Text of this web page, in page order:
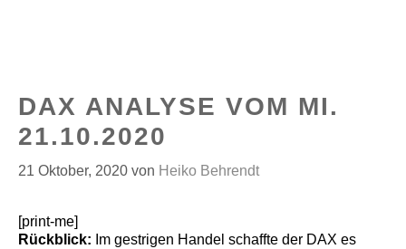
DAX ANALYSE VOM MI.
21.10.2020
21 Oktober, 2020 von Heiko Behrendt
[print-me]
Rückblick: Im gestrigen Handel schaffte der DAX es